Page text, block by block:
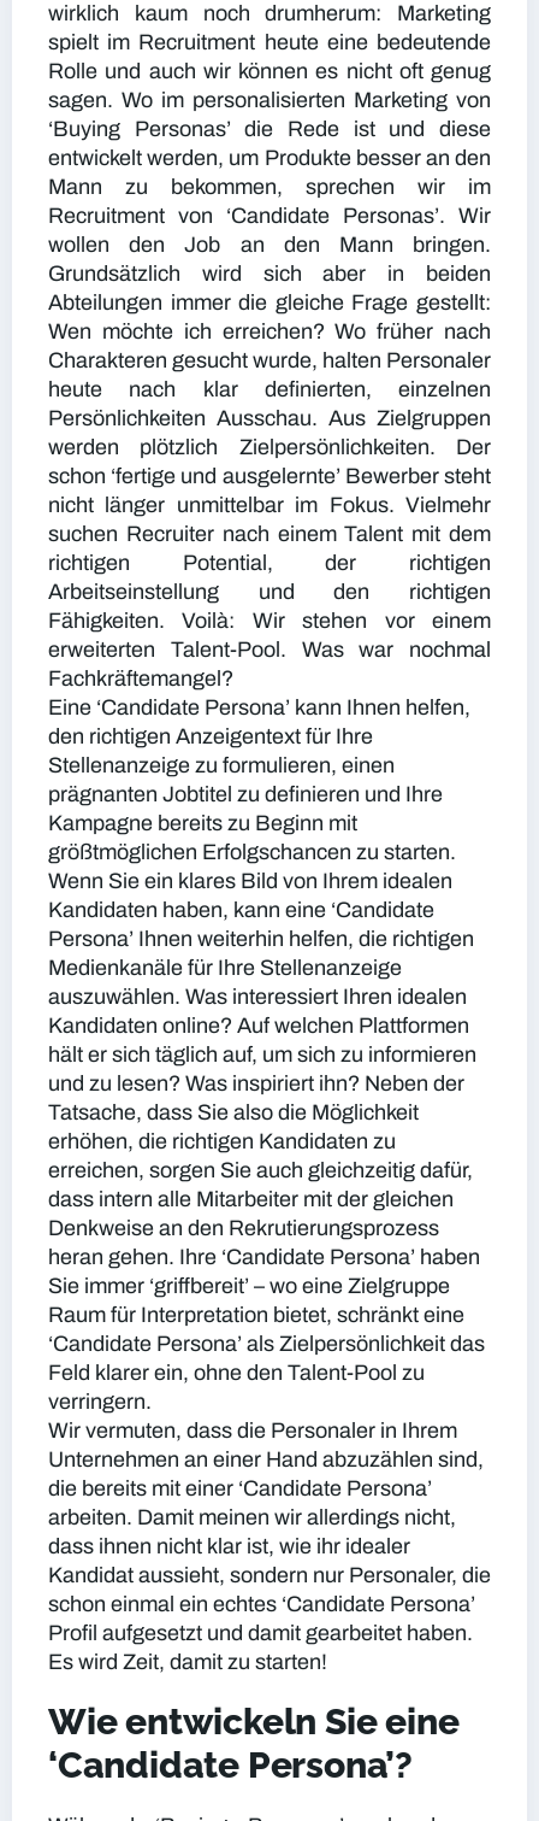
wirklich kaum noch drumherum: Marketing
spielt im Recruitment heute eine bedeutende
Rolle und auch wir können es nicht oft genug
sagen. Wo im personalisierten Marketing von
‘Buying Personas’ die Rede ist und diese
entwickelt werden, um Produkte besser an den
Mann zu bekommen, sprechen wir im
Recruitment von ‘Candidate Personas’. Wir
wollen den Job an den Mann bringen.
Grundsätzlich wird sich aber in beiden
Abteilungen immer die gleiche Frage gestellt:
Wen möchte ich erreichen? Wo früher nach
Charakteren gesucht wurde, halten Personaler
heute nach klar definierten, einzelnen
Persönlichkeiten Ausschau. Aus Zielgruppen
werden plötzlich Zielpersönlichkeiten. Der
schon ‘fertige und ausgelernte’ Bewerber steht
nicht länger unmittelbar im Fokus. Vielmehr
suchen Recruiter nach einem Talent mit dem
richtigen Potential, der richtigen
Arbeitseinstellung und den richtigen
Fähigkeiten. Voilà: Wir stehen vor einem
erweiterten Talent-Pool. Was war nochmal
Fachkräftemangel?
Eine ‘Candidate Persona’ kann Ihnen helfen,
den richtigen Anzeigentext für Ihre
Stellenanzeige zu formulieren, einen
prägnanten Jobtitel zu definieren und Ihre
Kampagne bereits zu Beginn mit
größtmöglichen Erfolgschancen zu starten.
Wenn Sie ein klares Bild von Ihrem idealen
Kandidaten haben, kann eine ‘Candidate
Persona’ Ihnen weiterhin helfen, die richtigen
Medienkanäle für Ihre Stellenanzeige
auszuwählen. Was interessiert Ihren idealen
Kandidaten online? Auf welchen Plattformen
hält er sich täglich auf, um sich zu informieren
und zu lesen? Was inspiriert ihn? Neben der
Tatsache, dass Sie also die Möglichkeit
erhöhen, die richtigen Kandidaten zu
erreichen, sorgen Sie auch gleichzeitig dafür,
dass intern alle Mitarbeiter mit der gleichen
Denkweise an den Rekrutierungsprozess
heran gehen. Ihre ‘Candidate Persona’ haben
Sie immer ‘griffbereit’ – wo eine Zielgruppe
Raum für Interpretation bietet, schränkt eine
‘Candidate Persona’ als Zielpersönlichkeit das
Feld klarer ein, ohne den Talent-Pool zu
verringern.
Wir vermuten, dass die Personaler in Ihrem
Unternehmen an einer Hand abzuzählen sind,
die bereits mit einer ‘Candidate Persona’
arbeiten. Damit meinen wir allerdings nicht,
dass ihnen nicht klar ist, wie ihr idealer
Kandidat aussieht, sondern nur Personaler, die
schon einmal ein echtes ‘Candidate Persona’
Profil aufgesetzt und damit gearbeitet haben.
Es wird Zeit, damit zu starten!
Wie entwickeln Sie eine
‘Candidate Persona’?